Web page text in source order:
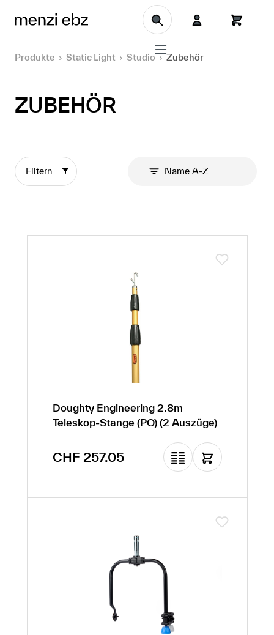
Zum Hauptinhalt springen
Produkte Static Light Studio Zubehör
ZUBEHÖR
Filtern Name A-Z
Doughty Engineering 2.8m
Teleskop-Stange (PO) (2 Auszüge)
Regulärer Preis:
CHF 257.05